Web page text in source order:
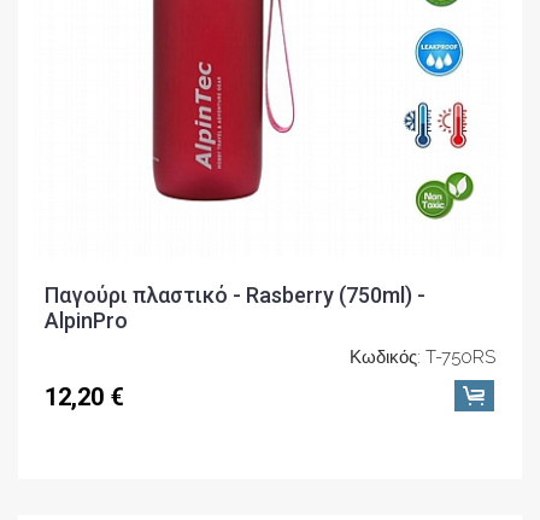
Παγούρι πλαστικό - Rasberry (750ml) -
AlpinPro
Κωδικός: T-750RS
12,20 €